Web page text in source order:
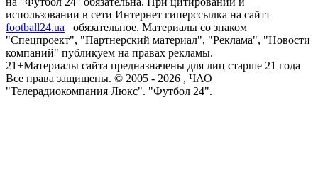
использовании в сети Интернет гиперссылка на сайтт
football24.ua
обязательное. Материалы со знаком
"Спецпроект", "Партнерский материал", "Реклама", "Новости
компаний" публикуем на правах рекламы.
21+Материалы сайта предназначены для лиц старше 21 года
Все права защищены. © 2005 - 2026 , ЧАО
"Телерадиокомпания Люкс". "Футбол 24".